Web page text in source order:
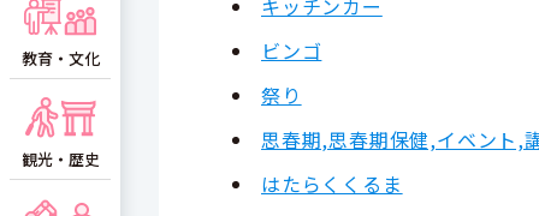
ビンゴ
祭り
思春期,思春期保健,イベント,
はたらくくるま
教育・文化
観光・歴史